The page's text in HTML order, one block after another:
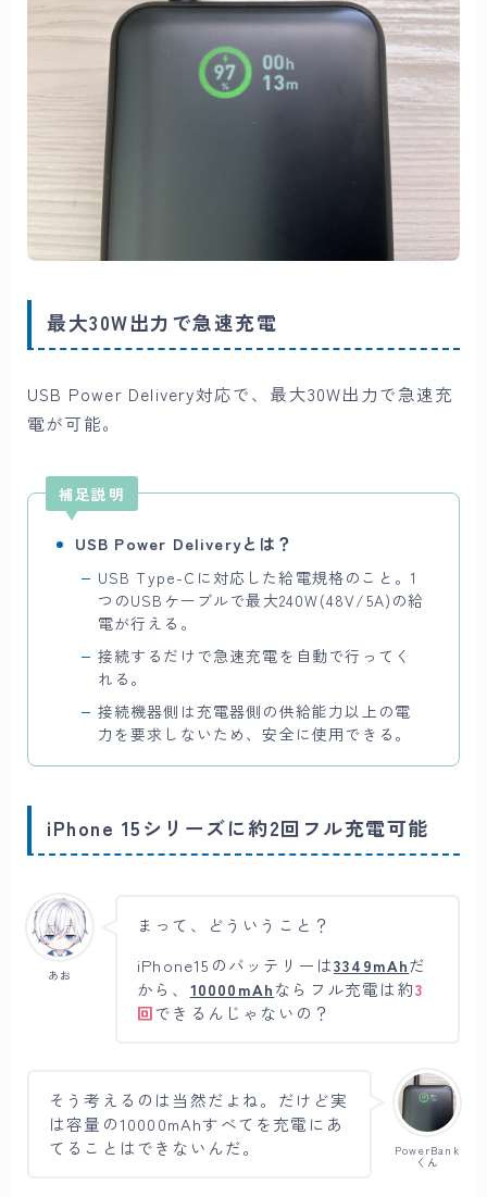
最大30W出力で急速充電
USB Power Delivery対応で、最大30W出力で急速充
電が可能。
補足説明
USB Power Deliveryとは？
USB Type-Cに対応した給電規格のこと。1
つのUSBケーブルで最大240W(48V/5A)の給
電が行える。
接続するだけで急速充電を自動で行ってく
れる。
接続機器側は充電器側の供給能力以上の電
力を要求しないため、安全に使用できる。
iPhone 15シリーズに約2回フル充電可能
あお
まって、どういうこと？
iPhone15のバッテリーは3349mAhだ
から、 10000mAhならフル充電は約3
回できるんじゃないの？
PowerBank
くん
そう考えるのは当然だよね。だけど実
は容量の10000mAhすべてを充電にあ
てることはできないんだ。